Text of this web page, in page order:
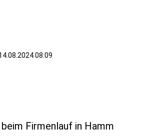
08:09
Firmenlauf in Hamm